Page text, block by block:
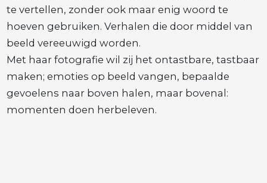
te vertellen, zonder ook maar enig woord te
hoeven gebruiken. Verhalen die door middel van
beeld vereeuwigd worden.
Met haar fotografie wil zij het ontastbare, tastbaar
maken; emoties op beeld vangen, bepaalde
gevoelens naar boven halen, maar bovenal:
momenten doen herbeleven.